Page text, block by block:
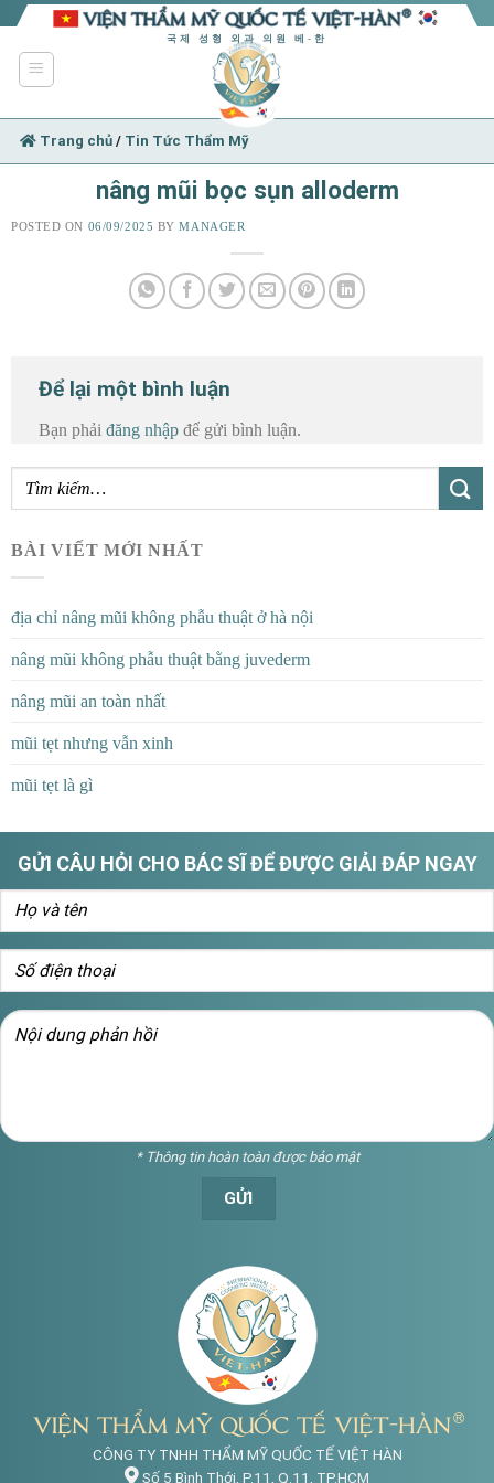
Skip
content
국제 성형 외과 의원 베-한
Trang chủ/ Tin Tức Thẩm Mỹ
nâng mũi bọc sụn alloderm
POSTED ON 06/09/2025 BYMANAGER
Để lại một bình luận
Bạn phải đăng nhập để gửi bình luận.
BÀI VIẾT MỚI NHẤT
địa chỉ nâng mũi không phẫu thuật ở hà nội
nâng mũi không phẫu thuật bằng juvederm
nâng mũi an toàn nhất
mũi tẹt nhưng vẫn xinh
mũi tẹt là gì
GỬI CÂU HỎI CHO BÁC SĨ ĐỂ ĐƯỢC GIẢI ĐÁP NGAY
* Thông tin hoàn toàn được bảo mật
CÔNG TY TNHH THẨM MỸ QUỐC TẾ VIỆT HÀN
Số 5 Bình Thới, P.11, Q.11, TP.HCM